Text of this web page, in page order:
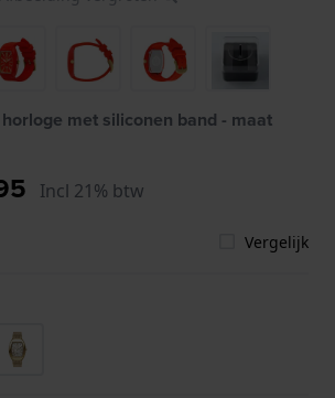
met siliconen band - maat
Incl 21% btw
Vergelijk